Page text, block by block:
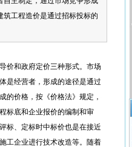
工程造价是通过招标投标的
价和政府定价三种形式。市场
是经营者，形成的途径是通过
的价格，按《价格法》规定，
标底和企业报价的编制和审
标、定标时中标价也是在接近
工企业进行技术改造等。随着